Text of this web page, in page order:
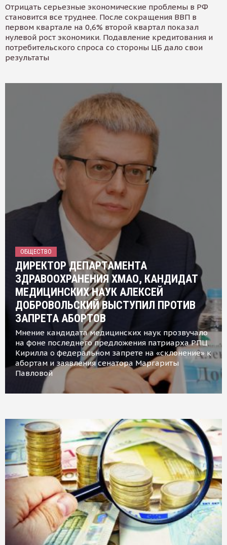
Отрицать серьезные экономические проблемы в РФ
становится все труднее. После сокращения ВВП в
первом квартале на 0,6% второй квартал показал
нулевой рост экономики. Подавление кредитования и
потребительского спроса со стороны ЦБ дало свои
результаты
ОБЩЕСТВО
ДИРЕКТОР ДЕПАРТАМЕНТА
ЗДРАВООХРАНЕНИЯ ХМАО, КАНДИДАТ
МЕДИЦИНСКИХ НАУК АЛЕКСЕЙ
ДОБРОВОЛЬСКИЙ ВЫСТУПИЛ ПРОТИВ
ЗАПРЕТА АБОРТОВ
Мнение кандидата медицинских наук прозвучало
на фоне последнего предложения патриарха РПЦ
Кирилла о федеральном запрете на «склонение» к
абортам и заявления сенатора Маргариты
Павловой